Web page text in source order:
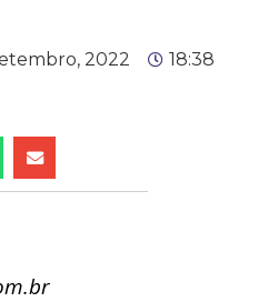
2022 18:38